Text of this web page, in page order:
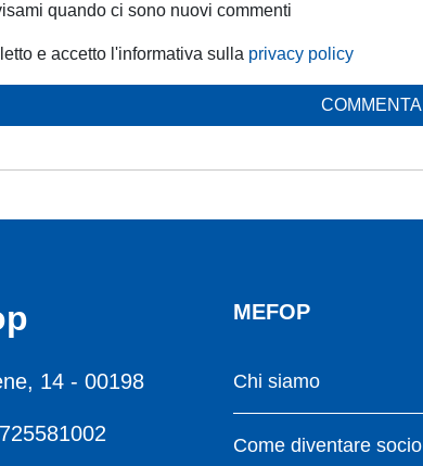
quando ci sono nuovi commenti
e accetto l'informativa sulla privacy policy
COMMENTA
14 - 00198
MEFOP
Chi siamo
Come diventare socio